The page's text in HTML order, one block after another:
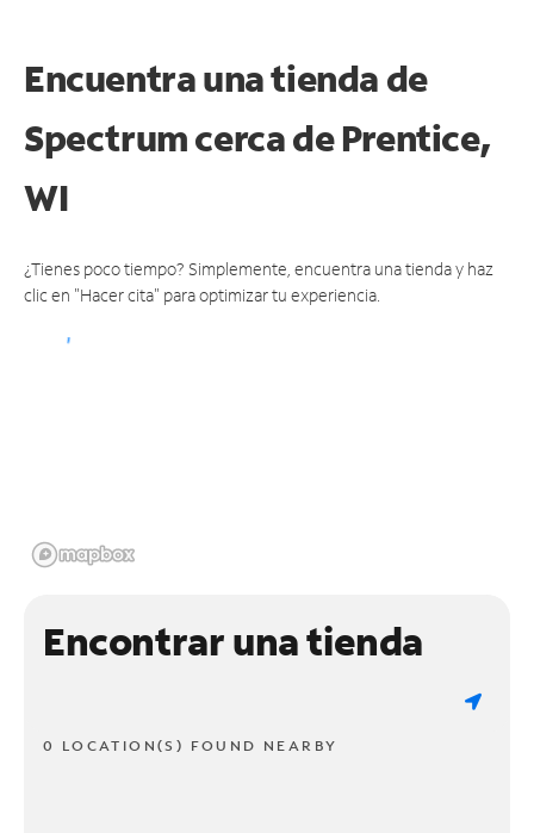
Encuentra una tienda de
Spectrumcerca de Prentice,
WI
¿Tienes poco tiempo? Simplemente, encuentra una tienda y haz
clic en "Hacer cita" para optimizar tu experiencia.
Encontrar una tienda
0 LOCATION(S) FOUND NEARBY